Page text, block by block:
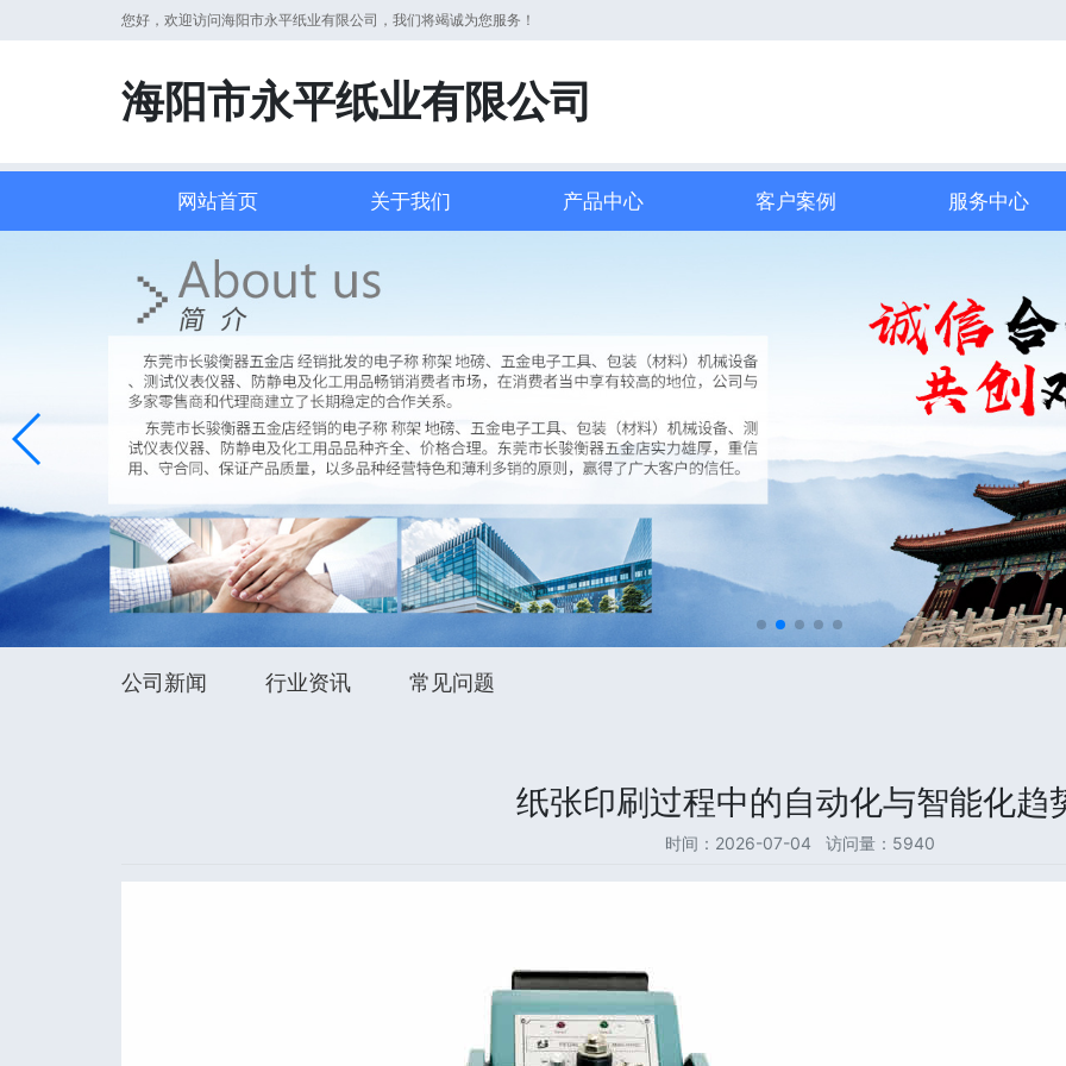
您好，欢迎访问海阳市永平纸业有限公司，我们将竭诚为您服务！
海阳市永平纸业有限公司
网站首页 关于我们 产品中心 客户案例 服务中心
公司新闻 行业资讯 常见问题
纸张印刷过程中的自动化与智能化趋
时间：2026-07-04 访问量：5940